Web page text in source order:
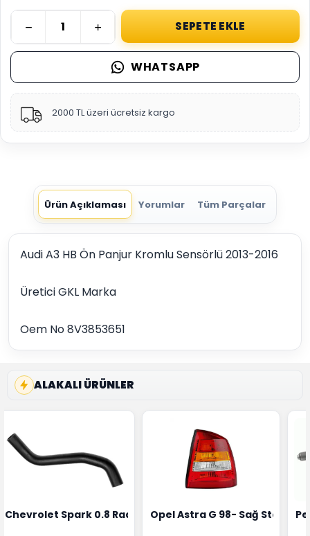
SEPETE EKLE
WHATSAPP
2000 TL üzeri ücretsiz kargo
Ürün Açıklaması Yorumlar Tüm Parçalar
Audi A3 HB Ön Panjur Kromlu Sensörlü 2013-2016
Üretici GKL Marka
Oem No 8V3853651
ALAKALI ÜRÜNLER
1628HN-0258010081
Alternatörü Valeo Marka 05E903018G
Chevrolet Spark 0.8 Radyatör Üst Hortumu Rapro Marka
Opel Astra G 98- Sağ Stop